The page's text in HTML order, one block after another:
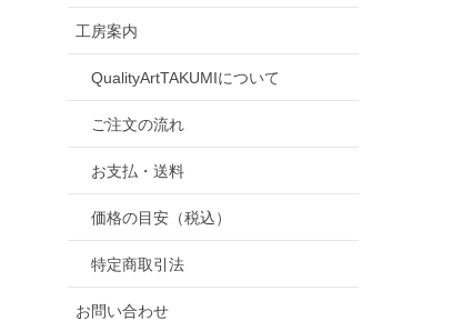
工房案内
QualityArtTAKUMIについて
ご注文の流れ
お支払・送料
価格の目安（税込）
特定商取引法
お問い合わせ